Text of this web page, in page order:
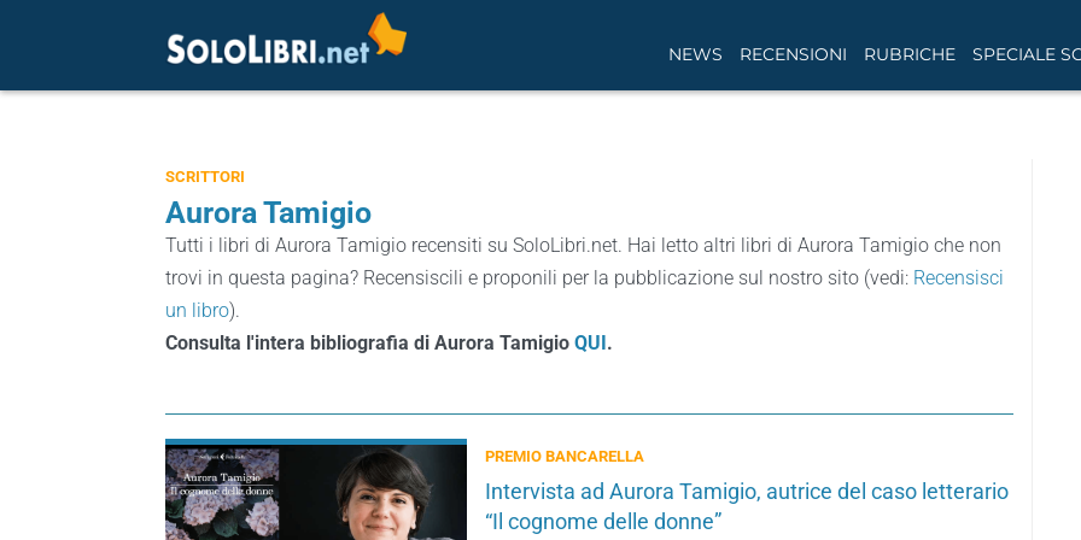
NEWS RECENSIONI RUBRICHE SPECIALE
SCRITTORI
Aurora Tamigio
Tutti i libri di Aurora Tamigio recensiti su SoloLibri.net. Hai letto altri libri di Aurora Tamigio che non
trovi in questa pagina? Recensiscili e proponili per la pubblicazione sul nostro sito (vedi: Recensisci
un libro).
Consulta l'intera bibliografia di Aurora Tamigio QUI.
PREMIO BANCARELLA
Intervista ad Aurora Tamigio, autrice del caso letterario
“Il cognome delle donne”